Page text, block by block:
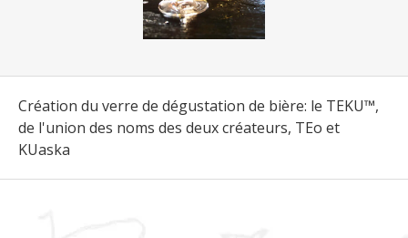
Création du verre de dégustation de bière: le TEKU™,
de l'union des noms des deux créateurs, TEo et
KUaska